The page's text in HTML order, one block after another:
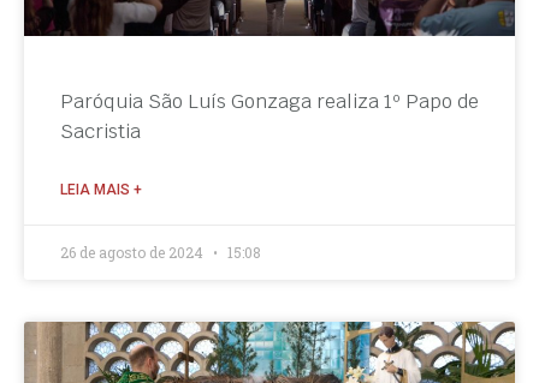
Paróquia São Luís Gonzaga realiza 1º Papo de
Sacristia
LEIA MAIS +
26 de agosto de 2024 15:08